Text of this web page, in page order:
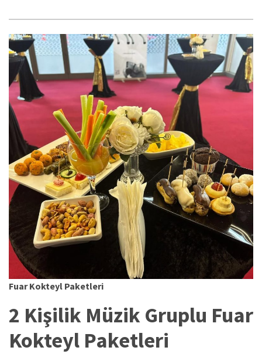
Fuar Kokteyl Paketleri
2 Kişilik Müzik Gruplu Fuar
Kokteyl Paketleri